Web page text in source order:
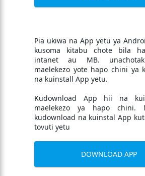
Pia ukiwa na App yetu ya
kusoma kitabu chote bila
intanet au MB.
maelekezo yote hapo chini ya
na kuinstall App yetu.
Kudownload App hii na
maelekezo ya hapo chini.
kudownload na kuinstal App
tovuti yetu
DOWNLOAD APP